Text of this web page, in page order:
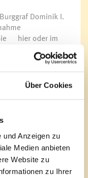
Über Cookies
und Anzeigen zu
Medien anbieten
Website zu
zu Ihrer
Dominik I.
hieroder im